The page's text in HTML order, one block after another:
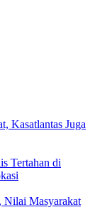
Kasatlantas Juga
Tertahan di
Masyarakat